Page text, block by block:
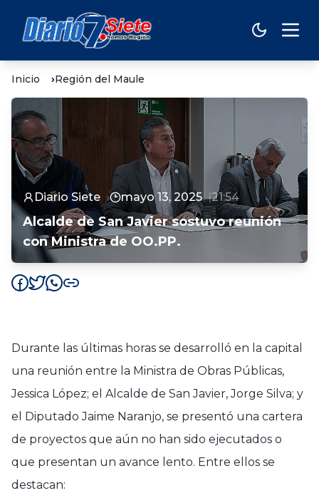
Inicio Región del Maule
Diario Siete mayo 13, 2025 21:54
Alcalde de San Javier sostuvo reunión
con Ministra de OO.PP.
Durante las últimas horas se desarrolló en la capital
una reunión entre la Ministra de Obras Públicas,
Jessica López; el Alcalde de San Javier, Jorge Silva; y
el Diputado Jaime Naranjo, se presentó una cartera
de proyectos que aún no han sido ejecutados o
que presentan un avance lento. Entre ellos se
destacan: